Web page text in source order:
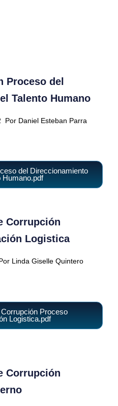
Proceso del
Talento Humano
Por Daniel Esteban Parra
del Direccionamiento
Humano.pdf
Corrupción
Logistica
Linda Giselle Quintero
Proceso
Logistica.pdf
Corrupción